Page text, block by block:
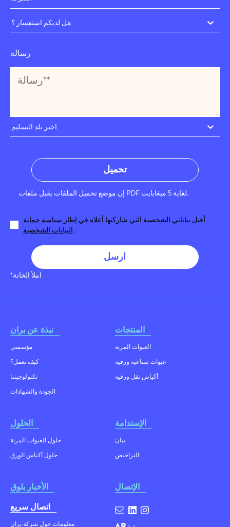
هل لديكم استفسار ؟
رسالة
اختر بلد التسليم
تحميل
إن موضع تحميل الملفات يقبل ملفات PDF لغاية 5 ميغابايت.
أقبل بياناتي الشخصية التي شاركتها أعلاه في إطار سياسة حماية
البيانات الشخصية .
ارسل
*املأ الخانة
نبذة عن بران
مؤسسي
كيف نعمل؟
تكنولوجيتنا
الجودة والشهادات
المنتجات
العبوات المرنة
عبوات صناعية ورقية
أكياس نقل ورقية
الحلول
حلول العبوات المرنة
حلول أكياس الورق
الإستدامة
بيان
التراخيص
الأخبار بلوق الإتصال
اتصال سريع
معلومات حول شركة بران